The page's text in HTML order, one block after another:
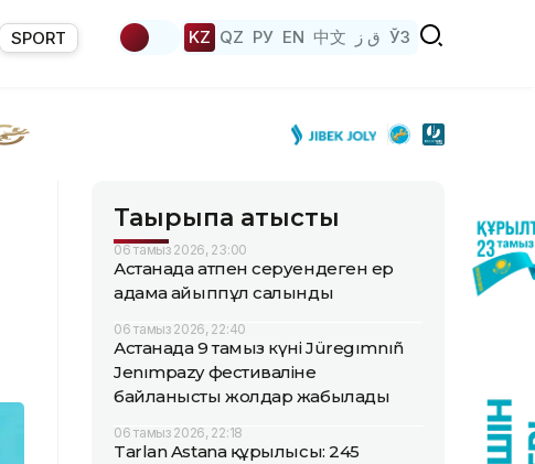
SPORT KZ QZ РУ EN 中文 ق ز ЎЗ
Тақырыпқа қатысты
06 тамыз 2026, 23:00
Астанада атпен серуендеген ер
адамға айыппұл салынды
06 тамыз 2026, 22:40
Астанада 9 тамыз күні Jüregımnıñ
Jenımpazy фестиваліне
байланысты жолдар жабылады
06 тамыз 2026, 22:18
Tarlan Astana құрылысы: 245